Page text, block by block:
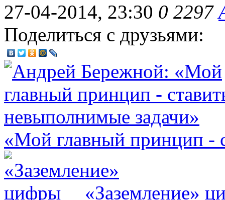
27-04-2014, 23:30 0 2297
Поделиться с друзьями:
«Мой главный принцип -
«Заземление»